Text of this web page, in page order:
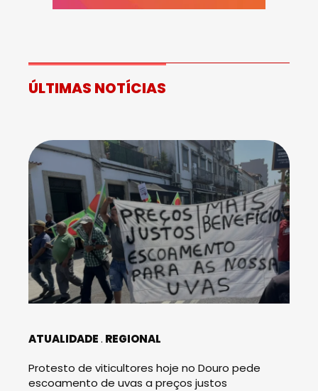
ÚLTIMAS NOTÍCIAS
ATUALIDADE REGIONAL
Protesto de viticultores hoje no Douro pede
escoamento de uvas a preços justos